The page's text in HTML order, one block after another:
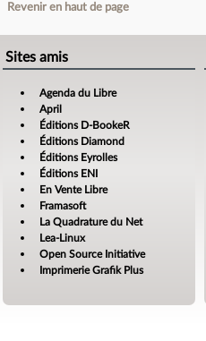
Revenir en haut de page
Sites amis
Agenda du Libre
April
Éditions D-BookeR
Éditions Diamond
Éditions Eyrolles
Éditions ENI
En Vente Libre
Framasoft
La Quadrature du Net
Lea-Linux
Open Source Initiative
Imprimerie Grafik Plus